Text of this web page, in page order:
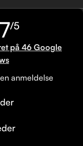
/5
på 46 Google
anmeldelse